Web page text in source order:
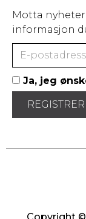
Motta
informasjon
Ja, jeg
Copyright